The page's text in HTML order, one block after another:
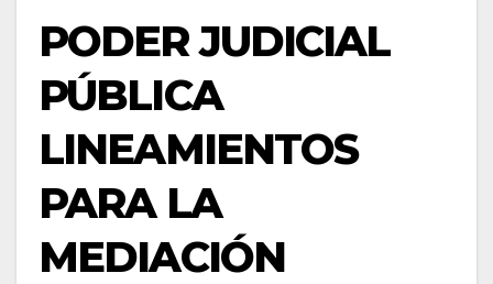
PODER JUDICIAL
PÚBLICA
LINEAMIENTOS
PARA LA
MEDIACIÓN